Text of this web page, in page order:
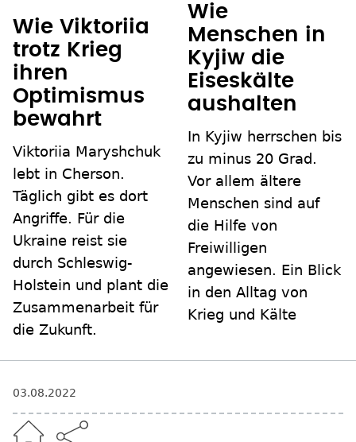
Wie Viktoriia
trotz Krieg
ihren
Optimismus
bewahrt
Viktoriia Maryshchuk
lebt in Cherson.
Täglich gibt es dort
Angriffe. Für die
Ukraine reist sie
durch Schleswig-
Holstein und plant die
Zusammenarbeit für
die Zukunft.
Wie
Menschen in
Kyjiw die
Eiseskälte
aushalten
In Kyjiw herrschen bis
zu minus 20 Grad.
Vor allem ältere
Menschen sind auf
die Hilfe von
Freiwilligen
angewiesen. Ein Blick
in den Alltag von
Krieg und Kälte
03.08.2022